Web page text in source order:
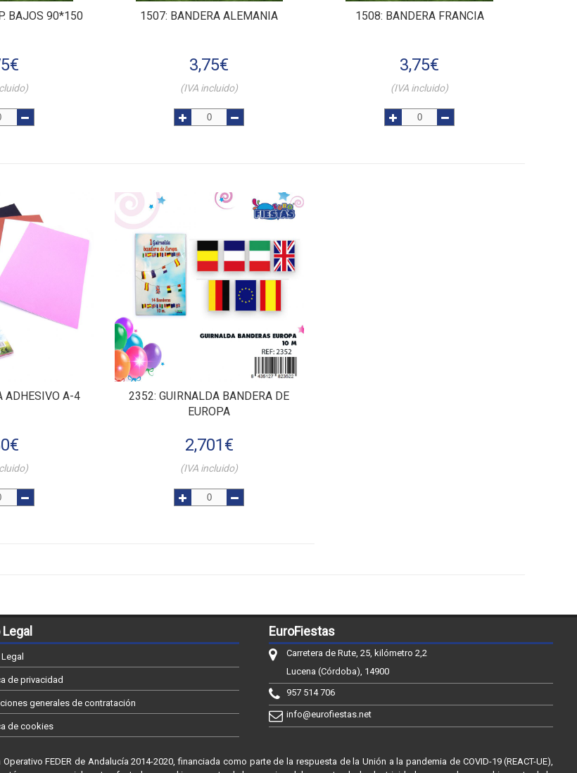
BAJOS 90*150
€
1507: BANDERA ALEMANIA
3,75€
(IVA incluido)
1508: BANDERA FRANCIA
3,75€
(IVA incluido)
ADHESIVO A-4
€
2352: GUIRNALDA BANDERA DE
EUROPA
2,701€
(IVA incluido)
de privacidad
generales de contratación
de cookies
EuroFiestas
Carretera de Rute, 25, kilómetro 2,2
Lucena (Córdoba), 14900
957 514 706
info@eurofiestas.net
FEDER de Andalucía 2014-2020, financiada como parte de la respuesta de la Unión a la pandemia de COVID-19 (REACT-UE),